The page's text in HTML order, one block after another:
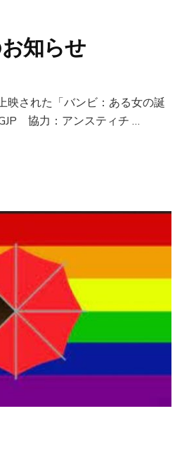
知らせ
映された「バンビ：ある女の誕
協力：アンスティチ …